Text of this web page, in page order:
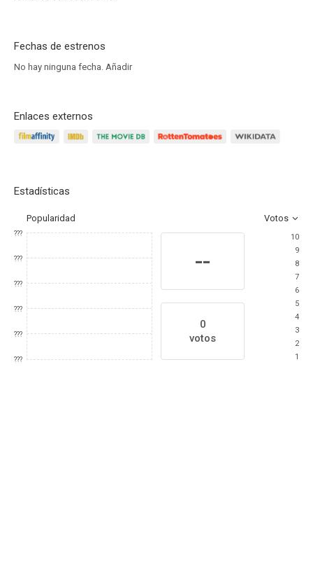
Fechas de estrenos
No hay ninguna fecha. Añadir
Enlaces externos
Estadísticas
Popularidad Votos
???
???
???
???
???
???
--
0
votos
10
9
8
7
6
5
4
3
2
1